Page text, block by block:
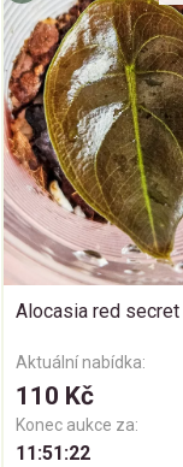
Alocasia red secret
Aktuální nabídka:
110 Kč
Konec aukce za:
11:51:21